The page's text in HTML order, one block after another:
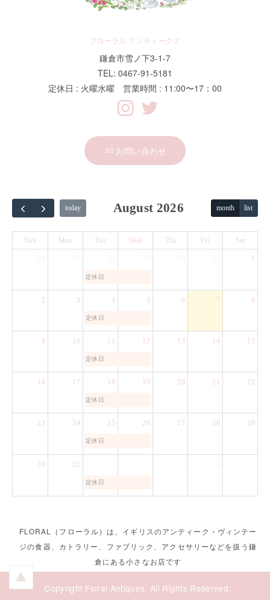
フローラル アンティークス
鎌倉市雪ノ下3-1-7
TEL: 0467-91-5181
定休日 : 火曜水曜 営業時間 : 11:00〜17：00
お問い合わせ
today August 2026 month list
Sun Mon Tue Wed Thu Fri Sat
定休日
1
2 3 4
定休日
5 6 7 8
9 10 11
定休日
12 13 14 15
16 17 18
定休日
19 20 21 22
23 24 25
定休日
26 27 28 29
30 31
定休日
FLORAL（フローラル）は、イギリスのアンティーク・ヴィンテー
ジの食器、カトラリー、ファブリック、アクセサリーなどを扱う鎌
倉にある小さなお店です
Copyright Floral Antiques. All Rights Reserved.